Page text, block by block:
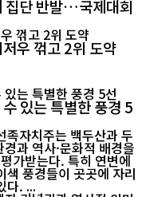
집단 반발…국제대회
우 꺾고 2위 도약
있는 특별한 풍경 5
자치주는 백두산과 두
과 역사·문화적 배경을
가받는다. 특히 연변에
풍경들이 곳곳에 자리
해 있어 국내외 관광객들의 발길을 끌고 있다. ...